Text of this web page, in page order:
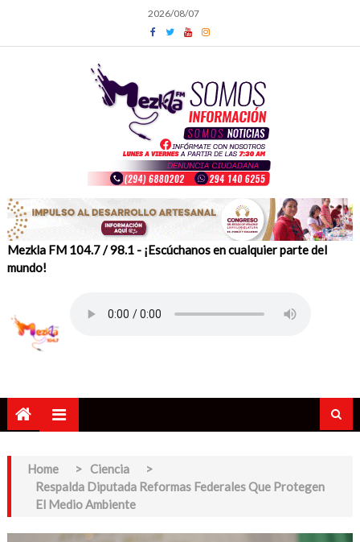
content
2026/08/07
Mezkla FM 104.7 / 98.1 - ¡Escúchanos en cualquier parte del
mundo!
Home > Ciencia
>
Respalda Diputada Reformas Federales Que Protegen
El Medio Ambiente